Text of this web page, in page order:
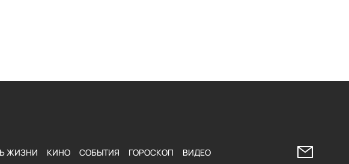
ЖИЗНИ КИНО СОБЫТИЯ ГОРОСКОП ВИДЕО Напишите